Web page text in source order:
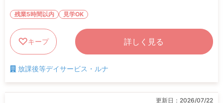
残業5時間以内 見学OK
キープ 詳しく見る
放課後等デイサービス・ルナ
更新日： 2026/07/22